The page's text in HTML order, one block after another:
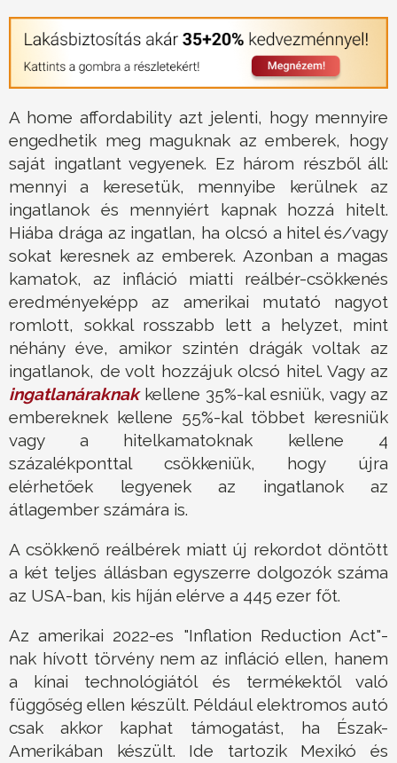
A home affordability azt jelenti, hogy mennyire
engedhetik meg maguknak az emberek, hogy
saját ingatlant vegyenek. Ez három részből áll:
mennyi a keresetük, mennyibe kerülnek az
ingatlanok és mennyiért kapnak hozzá hitelt.
Hiába drága az ingatlan, ha olcsó a hitel és/vagy
sokat keresnek az emberek. Azonban a magas
kamatok, az infláció miatti reálbér-csökkenés
eredményeképp az amerikai mutató nagyot
romlott, sokkal rosszabb lett a helyzet, mint
néhány éve, amikor szintén drágák voltak az
ingatlanok, de volt hozzájuk olcsó hitel. Vagy az
ingatlanáraknak kellene 35%-kal esniük, vagy az
embereknek kellene 55%-kal többet keresniük
vagy a hitelkamatoknak kellene 4
százalékponttal csökkeniük, hogy újra
elérhetőek legyenek az ingatlanok az
átlagember számára is.
A csökkenő reálbérek miatt új rekordot döntött
a két teljes állásban egyszerre dolgozók száma
az USA-ban, kis híján elérve a 445 ezer főt.
Az amerikai 2022-es "Inflation Reduction Act"-
nak hívott törvény nem az infláció ellen, hanem
a kínai technológiától és termékektől való
függőség ellen készült. Például elektromos autó
csak akkor kaphat támogatást, ha Észak-
Amerikában készült. Ide tartozik Mexikó és